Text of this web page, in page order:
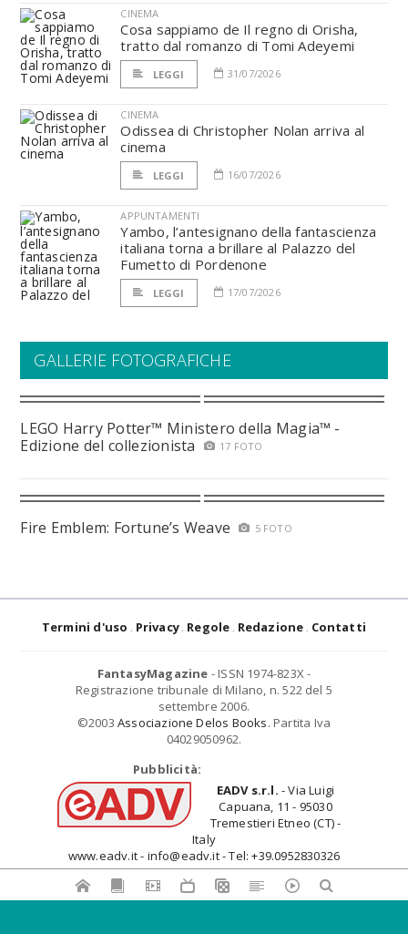
CINEMA
Cosa sappiamo de Il regno di Orisha,
tratto dal romanzo di Tomi Adeyemi
LEGGI 31/07/2026
CINEMA
Odissea di Christopher Nolan arriva al
cinema
LEGGI 16/07/2026
APPUNTAMENTI
Yambo, l’antesignano della fantascienza
italiana torna a brillare al Palazzo del
Fumetto di Pordenone
LEGGI 17/07/2026
GALLERIE FOTOGRAFICHE
LEGO Harry Potter™ Ministero della Magia™ -
Edizione del collezionista
17 FOTO
Fire Emblem: Fortune’s Weave 5 FOTO
Termini d'uso Privacy Regole Redazione Contatti
FantasyMagazine - ISSN 1974-823X -
Registrazione tribunale di Milano, n. 522 del 5
settembre 2006.
©2003 Associazione Delos Books. Partita Iva
04029050962.
Pubblicità:
EADV s.r.l. - Via Luigi
Capuana, 11 - 95030
Tremestieri Etneo (CT) -
Italy
www.eadv.it - info@eadv.it - Tel: +39.0952830326